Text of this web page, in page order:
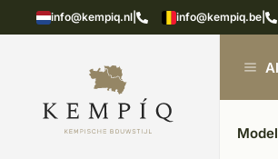
info@kempiq.nl info@kempiq.be
in Kesteren Unieke